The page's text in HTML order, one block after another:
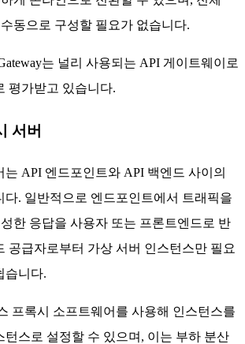
동으로 구성할 필요가 없습니다.
는 널리 사용되는 API 게이트웨이로
평가받고 있습니다.
서버
는 API 엔드포인트와 API 백엔드 사이의
다. 일반적으로 엔드포인트에서 트래픽을
한 응답을 사용자 또는 프론트엔드로 반
공급자로부터 가상 서버 인스턴스만 필요
습니다.
프록시 소프트웨어를 사용해 인스턴스를
턴스로 설정할 수 있으며, 이는 부하 분산